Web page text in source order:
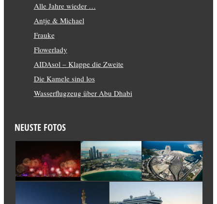
Alle Jahre wieder …
Antje & Michael
Frauke
Flowerlady
AIDAsol – Klappe die Zweite
Die Kamele sind los
Wasserflugzeug über Abu Dhabi
NEUSTE FOTOS